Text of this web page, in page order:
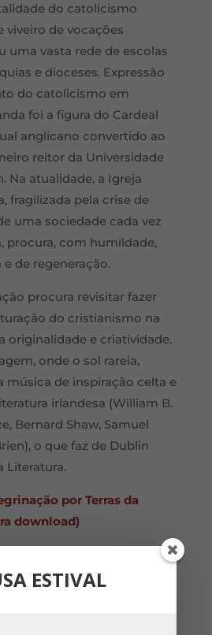
do catolicismo
viveiro de vocações
uma vasta rede de escolas
e dioceses. Expressão
do catolicismo em
foi a figura do Cardeal
anglicano convertido ao
reitor da Universidade
Na atualidade, a Igreja
fragilizada pela crise de
uma sociedade cada vez
procura, com humildade,
de regeneração.
procura revisitar fazer
do cristianismo na
originalidade e criatividade.
onde o sol rareia,
música de inspiração celta e
irlandesa (William B.
Bernard Shaw, Samuel
o que faz de Dublin
Literatura.
por Terras da
download)
de 2026:Preenchimento
ESTIVAL